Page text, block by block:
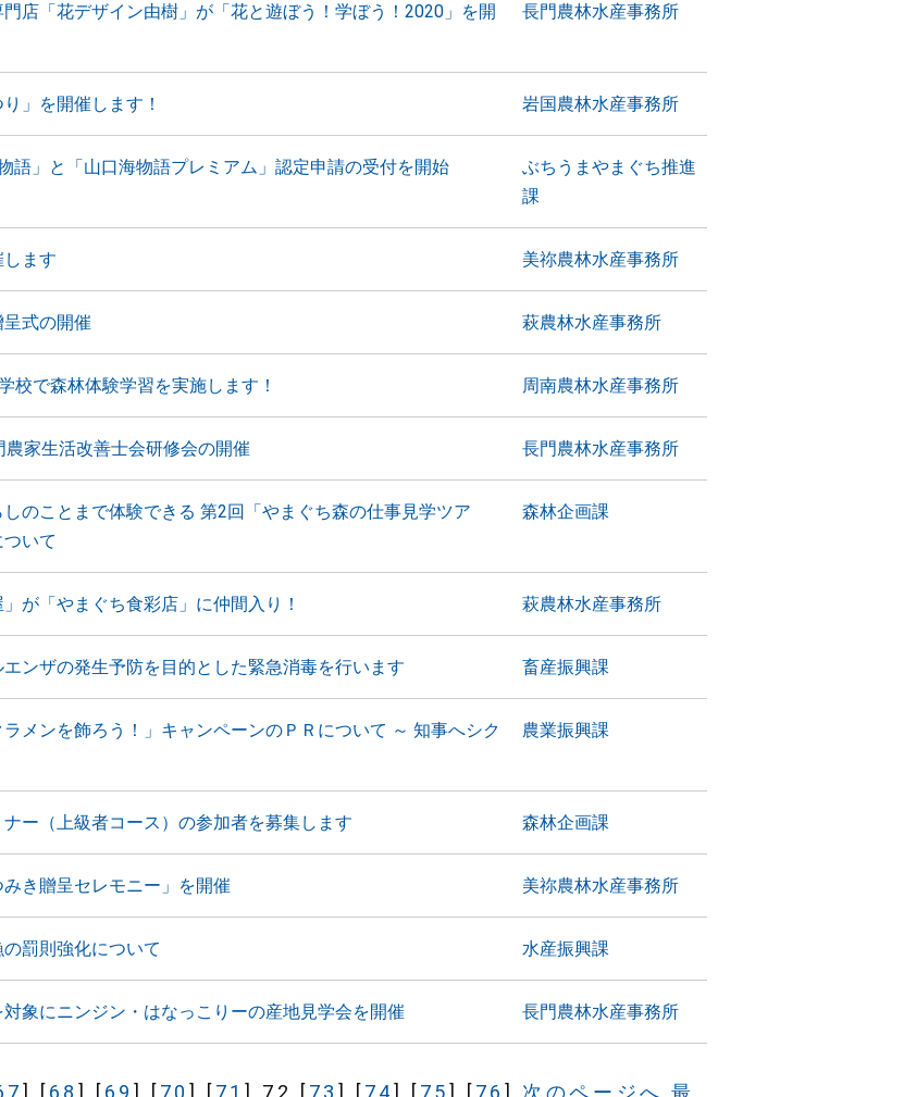
店「花デザイン由樹」が「花と遊ぼう！学ぼう！2020」を開
長門農林水産事務所
」を開催します！ 岩国農林水産事務所
語」と「山口海物語プレミアム」認定申請の受付を開始
ぶちうまやまぐち推進
課
ます 美祢農林水産事務所
呈式の開催 萩農林水産事務所
校で森林体験学習を実施します！ 周南農林水産事務所
家生活改善士会研修会の開催 長門農林水産事務所
のことまで体験できる 第2回「やまぐち森の仕事見学ツア
いて
森林企画課
が「やまぐち食彩店」に仲間入り！ 萩農林水産事務所
ンザの発生予防を目的とした緊急消毒を行います 畜産振興課
ラメンを飾ろう！」キャンペーンのＰＲについて ～ 知事へシク
農業振興課
ー（上級者コース）の参加者を募集します 森林企画課
みき贈呈セレモニー」を開催 美祢農林水産事務所
罰則強化について 水産振興課
象にニンジン・はなっこりーの産地見学会を開催 長門農林水産事務所
] [ 68 ] [ 69 ] [ 70 ] [ 71 ] 72 [ 73 ] [ 74] [ 75] [ 76 ] 次のページへ 最